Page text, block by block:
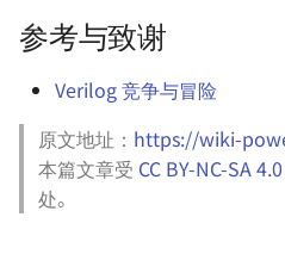
电源方案（PMIC）- EA3036C
电源方案（PMIC）- EA3059
参考与致谢
Verilog 竞争与冒险
原文地址： https://wiki-
本篇文章受 CC BY-NC-SA 4.0
处。